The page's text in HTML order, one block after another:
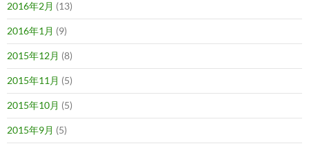
2016年2月 (13)
2016年1月 (9)
2015年12月 (8)
2015年11月 (5)
2015年10月 (5)
2015年9月 (5)